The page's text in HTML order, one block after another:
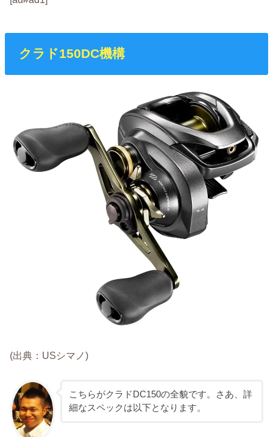
クラド150DC機構
(出典：USシマノ)
こちらがクラドDC150の全貌です。さあ、詳
細なスペックは以下となります。